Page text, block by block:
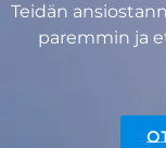
Teidän
paremmin ja